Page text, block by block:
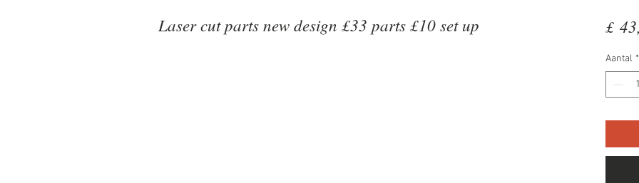
Laser cut parts new design £33 parts £10 set up £
Aantal *